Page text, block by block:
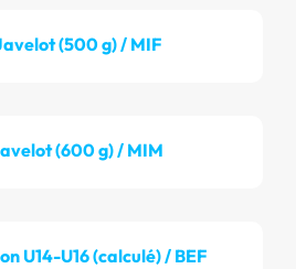
(500 g) / MIF
(600 g) / MIM
U14-U16 (calculé) / BEF